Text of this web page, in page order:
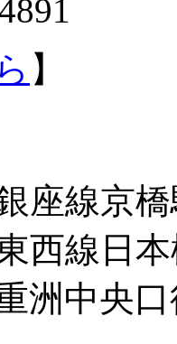
】
座線京
西線日
洲中央